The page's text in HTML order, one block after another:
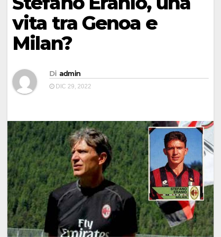
vita tra Genoa e
Milan?
Di admin
DIC 29, 2022